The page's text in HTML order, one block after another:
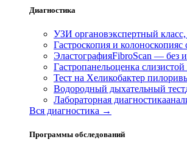
Диагностика
УЗИ органовэкспертный
Гастроскопия и колоноскопияс
ЭластографияFibroScan — без
Гастропанельоценка
Тест на Хеликобактер пилори
Водородный дыхательный тест
Лабораторная диагностика
Вся диагностика →
Программы обследований